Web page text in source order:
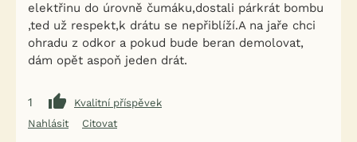
elektřinu do úrovně čumáku,dostali párkrát bombu
,ted už respekt,k drátu se nepřiblíží.A na jaře chci
ohradu z odkor a pokud bude beran demolovat,
dám opět aspoň jeden drát.
1
Kvalitní příspěvek
Nahlásit
Citovat